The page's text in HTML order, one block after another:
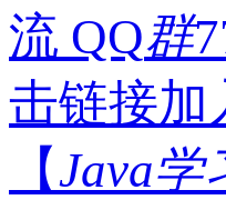
流 QQ群
击链接加
【Java学